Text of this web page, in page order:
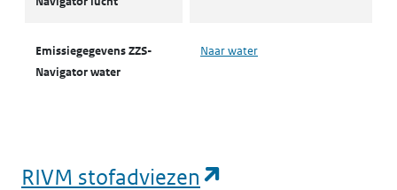
Emissiegegevens ZZS-
Navigator water
Naar water
RIVM stofadviezen